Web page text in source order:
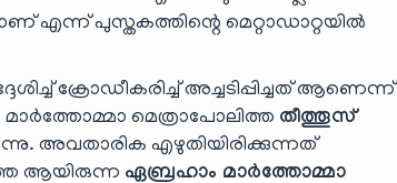
എന്ന് പുസ്തകത്തിന്റെ മെറ്റാഡാറ്റയിൽ
ക്രോഡീകരിച്ച് അച്ചടിപ്പിച്ചത് ആണെന്ന്
മെത്രാപോലിത്ത തീത്തൂസ്
അവതാരിക എഴുതിയിരിക്കുന്നത്
ആയിരുന്ന ഏബ്രഹാം മാർത്തോമ്മാ